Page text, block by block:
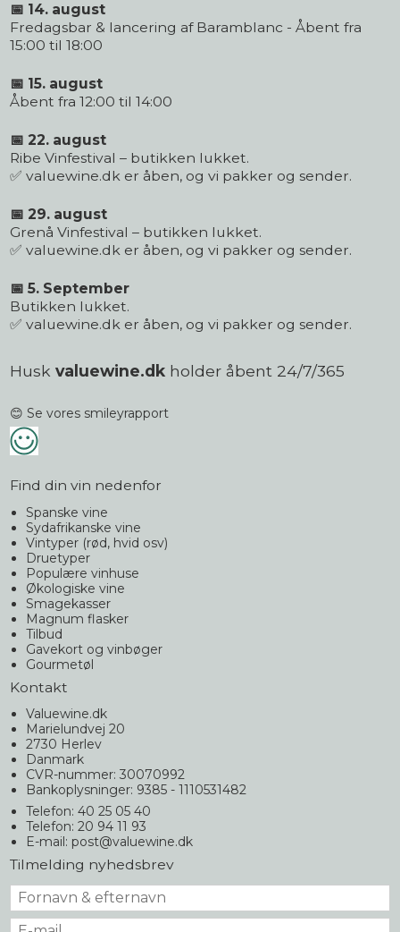
📅 14. august
Fredagsbar & lancering af Baramblanc - Åbent fra
15:00 til 18:00
📅 15. august
Åbent fra 12:00 til 14:00
📅 22. august
Ribe Vinfestival – butikken lukket.
✅ valuewine.dk er åben, og vi pakker og sender.
📅 29. august
Grenå Vinfestival – butikken lukket.
✅ valuewine.dk er åben, og vi pakker og sender.
📅 5. September
Butikken lukket.
✅ valuewine.dk er åben, og vi pakker og sender.
Husk valuewine.dk holder åbent 24/7/365
😊 Se vores smileyrapport
Find din vin nedenfor
Spanske vine
Sydafrikanske vine
Vintyper (rød, hvid osv)
Druetyper
Populære vinhuse
Økologiske vine
Smagekasser
Magnum flasker
Tilbud
Gavekort og vinbøger
Gourmetøl
Kontakt
Valuewine.dk
Marielundvej 20
2730 Herlev
Danmark
CVR-nummer: 30070992
Bankoplysninger: 9385 - 1110531482
Telefon: 40 25 05 40
Telefon: 20 94 11 93
E-mail: post@valuewine.dk
Tilmelding nyhedsbrev